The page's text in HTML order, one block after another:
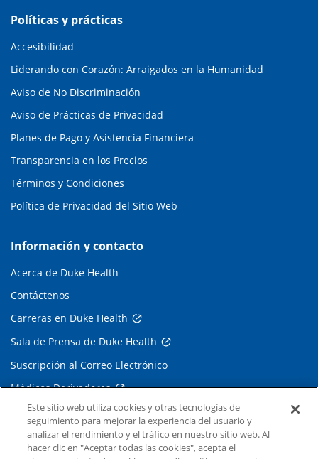
Políticas y prácticas
Accesibilidad
Liderando con Corazón: Arraigados en la Humanidad
Aviso de No Discriminación
Aviso de Prácticas de Privacidad
Planes de Pago y Asistencia Financiera
Transparencia en los Precios
Términos y Condiciones
Política de Privacidad del Sitio Web
Información y contacto
Acerca de Duke Health
Contáctenos
Carreras en Duke Health
Sala de Prensa de Duke Health
Suscripción al Correo Electrónico
Médicos Derivadores
Enlaces relacionados
Duke Cancer Institute
Este sitio web utiliza cookies y otras tecnologías de
seguimiento para mejorar la experiencia del usuario y
analizar el rendimiento y el tráfico en nuestro sitio web. Al
hacer clic en "Aceptar todas las cookies", acepta el